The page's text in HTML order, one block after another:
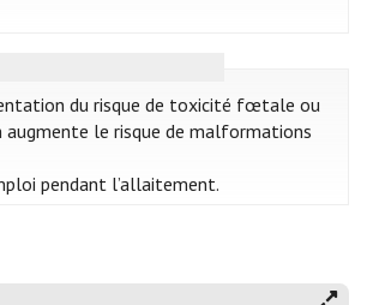
du risque de toxicité fœtale ou
augmente le risque de malformations
pendant l’allaitement.